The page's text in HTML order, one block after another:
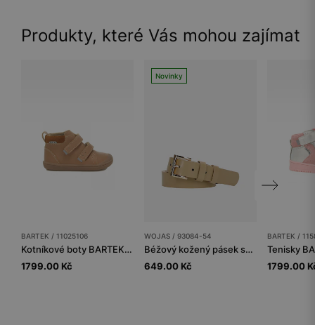
Produkty, které Vás mohou zajímat
BARTEK / 11025106
Kotníkové boty BARTEK 11025106, béžové
1799.00 Kč
Novinky
WOJAS / 93084-54
Béžový kožený pásek se zlatou sponou
649.00 Kč
BARTEK /
1799.00